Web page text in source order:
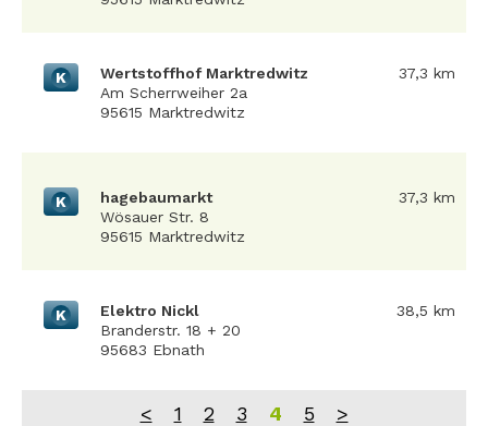
K
Wertstoffhof Marktredwitz
Am Scherrweiher 2a
95615 Marktredwitz
37,3 km
K
hagebaumarkt
Wösauer Str. 8
95615 Marktredwitz
37,3 km
K
Elektro Nickl
Branderstr. 18 + 20
95683 Ebnath
38,5 km
< 1 2 3 4 5 >